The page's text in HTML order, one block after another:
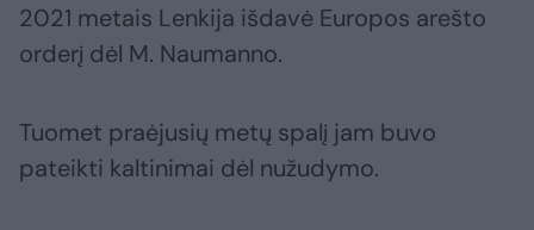
2021 metais Lenkija išdavė Europos arešto
orderį dėl M. Naumanno.
Tuomet praėjusių metų spalį jam buvo
pateikti kaltinimai dėl nužudymo.